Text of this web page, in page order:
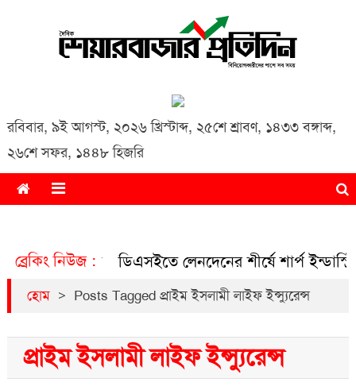
রবিবার, ৯ই আগস্ট, ২০২৬ খ্রিস্টাব্দ, ২৫শে শ্রাবণ, ১৪৩৩ বঙ্গাব্দ,
২৬শে সফর, ১৪৪৮ হিজরি
ব্রেকিং নিউজ :
ডিএসইতে লেনদেনের শীর্ষে শার্প ইন্ডাস্ট্রিজ
হোম > Posts Tagged প্রাইম ইসলামী লাইফ ইন্স্যুরেন্স
প্রাইম ইসলামী লাইফ ইন্স্যুরেন্স